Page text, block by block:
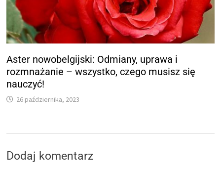
Aster nowobelgijski: Odmiany, uprawa i
rozmnażanie – wszystko, czego musisz się
nauczyć!
26 października, 2023
Dodaj komentarz